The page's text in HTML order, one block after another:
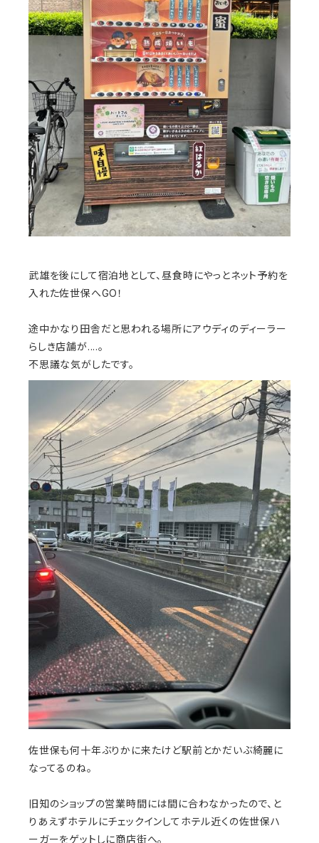
武雄を後にして宿泊地として、昼食時にやっとネット予約を
入れた佐世保へGO！
途中かなり田舎だと思われる場所にアウディのディーラー
らしき店舗が....。
不思議な気がしたです。
佐世保も何十年ぶりかに来たけど駅前とかだいぶ綺麗に
なってるのね。
旧知のショップの営業時間には間に合わなかったので、と
りあえずホテルにチェックインしてホテル近くの佐世保ハ
ーガーをゲットしに商店街へ。